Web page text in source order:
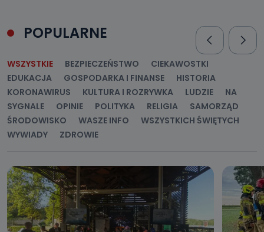
POPULARNE
WSZYSTKIE BEZPIECZEŃSTWO
CIEKAWOSTKI
EDUKACJA
GOSPODARKA I FINANSE
HISTORIA
KORONAWIRUS
KULTURA I ROZRYWKA LUDZIE
NA
SYGNALE
OPINIE POLITYKA RELIGIA
SAMORZĄD
ŚRODOWISKO
WASZE INFO
WSZYSTKICH ŚWIĘTYCH
WYWIADY
ZDROWIE